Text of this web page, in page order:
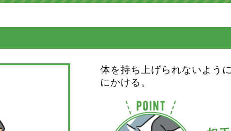
体を持ち上げられないよう
にかける。